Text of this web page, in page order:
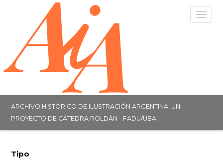
ARCHIVO HISTÓRICO DE ILUSTRACIÓN ARGENTINA. UN
PROYECTO DE CÁTEDRA ROLDÁN - FADU/UBA.
Tipo